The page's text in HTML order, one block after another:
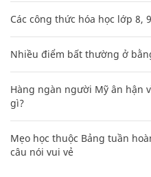
Các công thức hóa học lớp 8,
Nhiều điểm bất thường ở
Hàng ngàn người Mỹ ân hận
gì?
Mẹo học thuộc Bảng tuần
câu nói vui vẻ